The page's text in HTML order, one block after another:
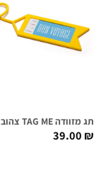
תג מזוודה TAG ME צהוב
39.00₪